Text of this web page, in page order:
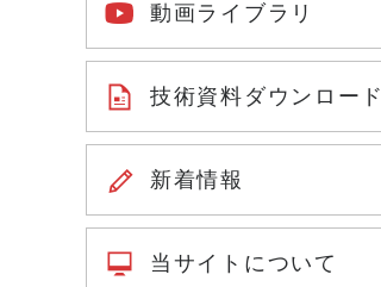
動画ライブラリ
技術資料ダウンロード
新着情報
当サイトについて